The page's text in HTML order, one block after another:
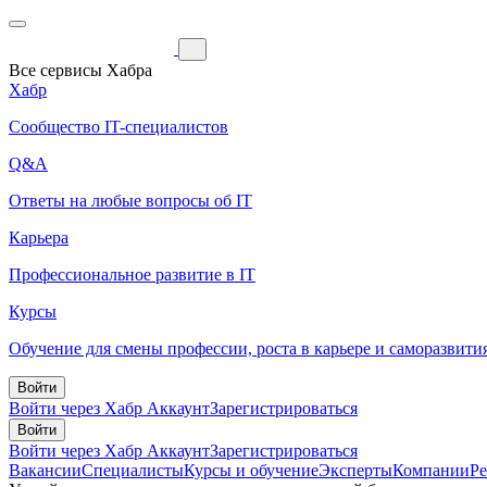
Все сервисы Хабра
Хабр
Сообщество IT-специалистов
Q&A
Ответы на любые вопросы об IT
Карьера
Профессиональное развитие в IT
Курсы
Обучение для смены профессии, роста в карьере и
Войти
Войти через Хабр АккаунтЗарегистрироваться
Войти
Войти через Хабр АккаунтЗарегистрироваться
ВакансииСпециалистыКурсы и обучениеЭкспертыКомпании